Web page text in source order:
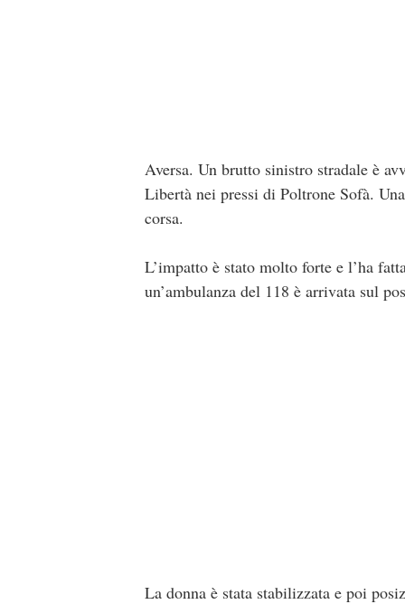
Aversa. Un brutto sinistro stradale è
Libertà nei pressi di Poltrone Sofà.
corsa.
L’impatto è stato molto forte e l’ha
un’ambulanza del 118 è arrivata sul
La donna è stata stabilizzata e poi